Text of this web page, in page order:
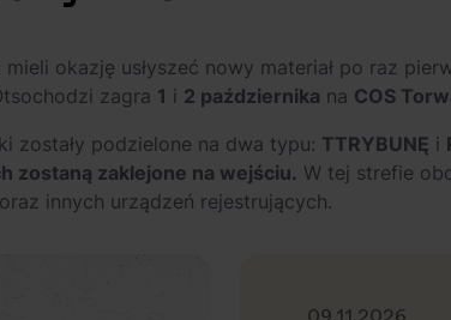
mieli okazję usłyszeć nowy materiał po raz
zagra 1 i 2 października na COS
zostały podzielone na dwa typu: TTRYBUNĘ i
zostaną zaklejone na wejściu. W tej strefie
innych urządzeń rejestrujących.